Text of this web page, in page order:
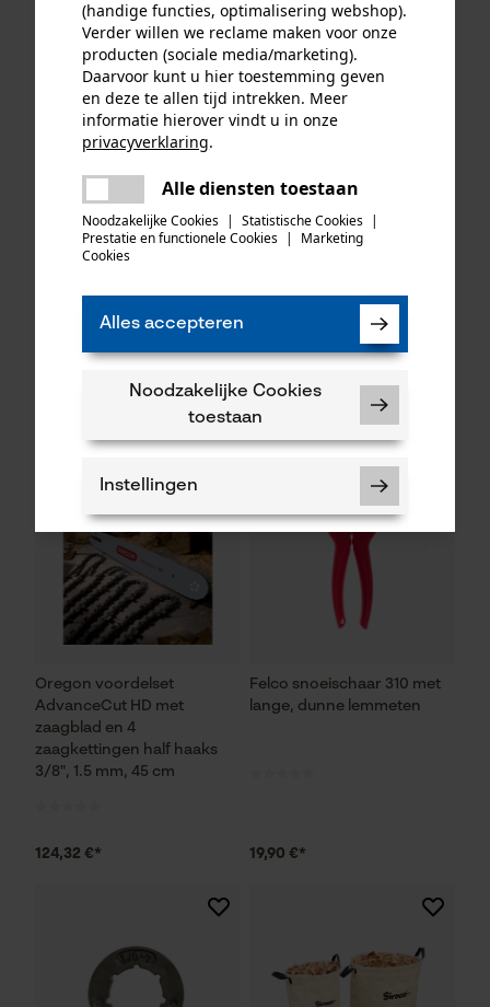
KOX zaagkettingen half
geschikt voor Husqvarna
34,90 €*
Oregon voordelset
AdvanceCut HD met
zaagblad en 4
zaagkettingen half haaks
3/8", 1.5 mm, 45 cm
124,32 €*
Felco snoeischaar 310 met
lange, dunne lemmeten
19,90 €*
(handige functies, optimalisering webshop).
Verder willen we reclame maken voor onze
producten (sociale media/marketing).
Daarvoor kunt u hier toestemming geven
en deze te allen tijd intrekken. Meer
informatie hierover vindt u in onze
privacyverklaring.
Alle diensten toestaan
Noodzakelijke Cookies | Statistische Cookies |
Prestatie en functionele Cookies |
Marketing
Cookies
Alles accepteren
Noodzakelijke Cookies
toestaan
Instellingen
Noodzakelijke Cookies
Session ID
gegevensverwerking opslaan
Er is een fout opgetreden. Gelieve
het opnieuw te proberen.
delen
mail